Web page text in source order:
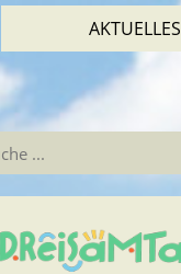
AKTUELLES